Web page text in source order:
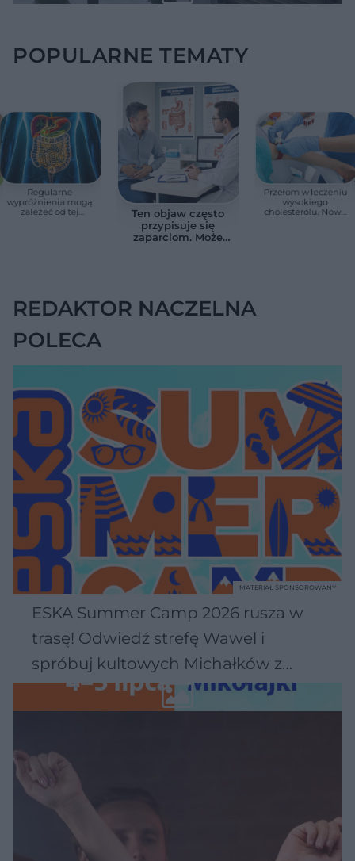
POPULARNE TEMATY
Regularne
wypróżnienia mogą
zależeć od tej
Ten objaw często
przypisuje się
zaparciom. Może
Przełom w leczeniu
wysokiego
cholesterolu. Nowa
REDAKTOR NACZELNA
POLECA
ESKA Summer Camp 2026 rusza w
trasę! Odwiedź strefę Wawel i
spróbuj kultowych Michałków z
Wawelu
MATERIAŁ SPONSOROWANY